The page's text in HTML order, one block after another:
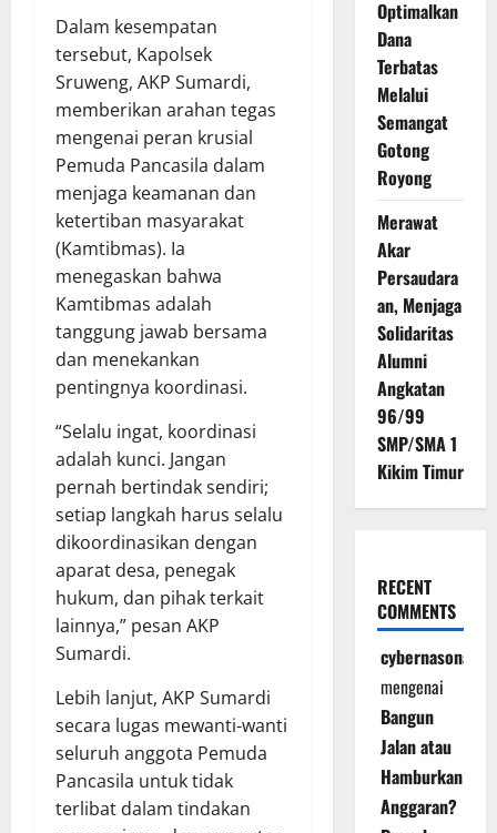
Dalam kesempatan
tersebut, Kapolsek
Sruweng, AKP Sumardi,
memberikan arahan tegas
mengenai peran krusial
Pemuda Pancasila dalam
menjaga keamanan dan
ketertiban masyarakat
(Kamtibmas). Ia
menegaskan bahwa
Kamtibmas adalah
tanggung jawab bersama
dan menekankan
pentingnya koordinasi.
“Selalu ingat, koordinasi
adalah kunci. Jangan
pernah bertindak sendiri;
setiap langkah harus selalu
dikoordinasikan dengan
aparat desa, penegak
hukum, dan pihak terkait
lainnya,” pesan AKP
Sumardi.
Lebih lanjut, AKP Sumardi
secara lugas mewanti-wanti
seluruh anggota Pemuda
Pancasila untuk tidak
terlibat dalam tindakan
Optimalkan
Dana
Terbatas
Melalui
Semangat
Gotong
Royong
Merawat
Akar
Persaudara
an, Menjaga
Solidaritas
Alumni
Angkatan
96/99
SMP/SMA 1
Kikim Timur
RECENT
COMMENTS
cybernasonal
mengenai
Bangun
Jalan atau
Hamburkan
Anggaran?